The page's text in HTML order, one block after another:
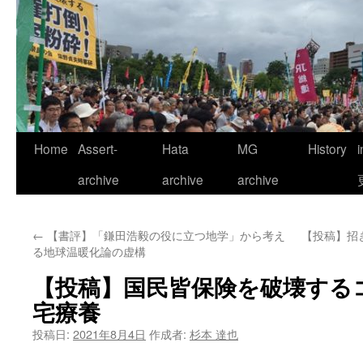
Home Assert-
archive
Hata
archive
MG
archive
History
← 【書評】「鎌田浩毅の役に立つ地学」から考え
る地球温暖化論の虚構
【投稿】
【投稿】国民皆保険を破壊す
宅療養
投稿日: 2021年8月4日 作成者: 杉本 達也